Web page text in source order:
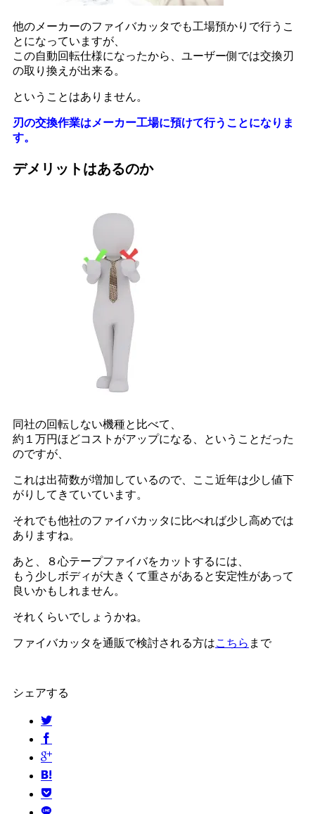
他のメーカーのファイバカッタでも工場預かりで行うこ
とになっていますが、
この自動回転仕様になったから、ユーザー側では交換刃
の取り換えが出来る。
ということはありません。
刃の交換作業はメーカー工場に預けて行うことになりま
す。
デメリットはあるのか
同社の回転しない機種と比べて、
約１万円ほどコストがアップになる、ということだった
のですが、
これは出荷数が増加しているので、ここ近年は少し値下
がりしてきていています。
それでも他社のファイバカッタに比べれば少し高めでは
ありますね。
あと、８心テープファイバをカットするには、
もう少しボディが大きくて重さがあると安定性があって
良いかもしれません。
それくらいでしょうかね。
ファイバカッタを通販で検討される方はこちら まで
シェアする